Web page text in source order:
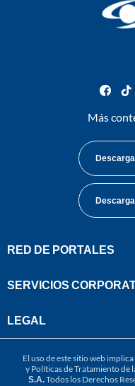
Más
RED DE PORTALES
SERVICIOS
LEGAL
El uso de este sitio web
y Políticas de Tratamiento de
S.A.Todos los Derechos